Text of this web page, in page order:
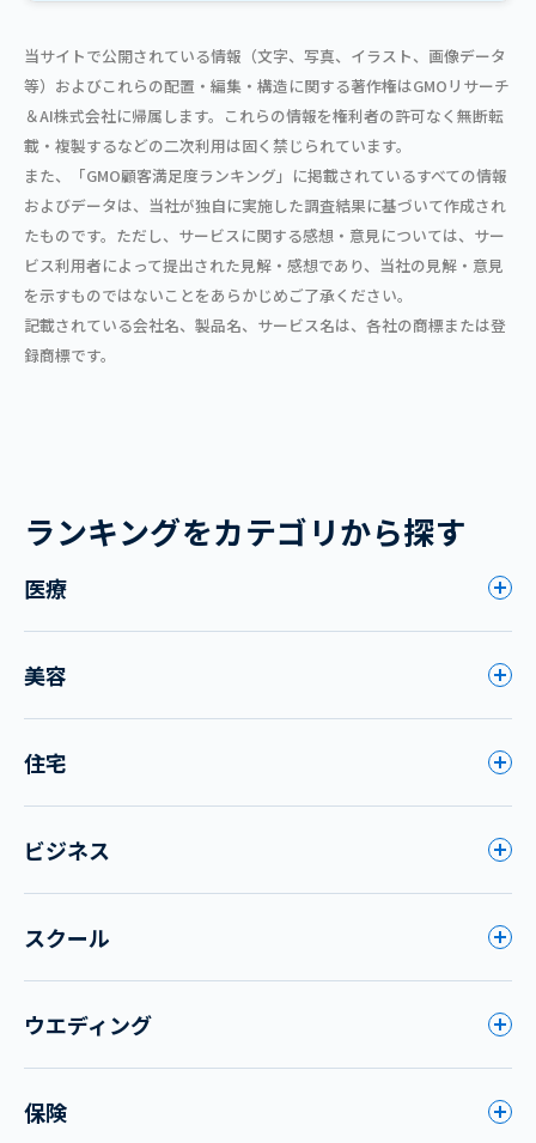
当サイトで公開されている情報（文字、写真、イラスト、画像データ
等）およびこれらの配置・編集・構造に関する著作権はGMOリサーチ
＆AI株式会社に帰属します。これらの情報を権利者の許可なく無断転
載・複製するなどの二次利用は固く禁じられています。
また、「GMO顧客満足度ランキング」に掲載されているすべての情報
およびデータは、当社が独自に実施した調査結果に基づいて作成され
たものです。ただし、サービスに関する感想・意見については、サー
ビス利用者によって提出された見解・感想であり、当社の見解・意見
を示すものではないことをあらかじめご了承ください。
記載されている会社名、製品名、サービス名は、各社の商標または登
録商標です。
ランキングをカテゴリから探す
医療
美容
住宅
ビジネス
スクール
ウエディング
保険